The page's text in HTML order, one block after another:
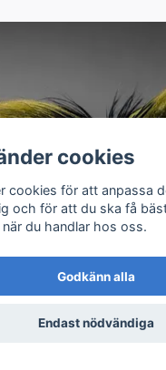
cookies
cookies för att anpassa
och för att du ska få
du handlar hos oss.
Godkänn alla
Endast nödvändiga